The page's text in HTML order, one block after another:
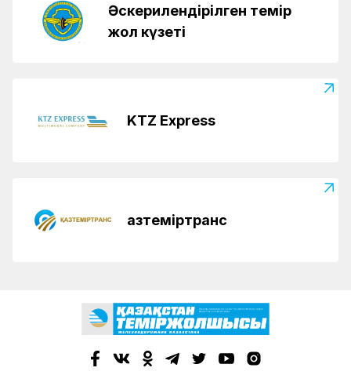
Әскерилендірілген темір
жол күзеті
KTZ Express
Қазтеміртранс